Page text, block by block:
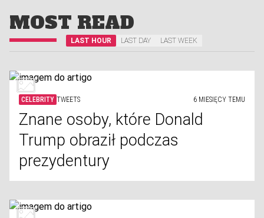
MOST READ
LAST HOUR LAST DAY LAST WEEK
CELEBRITY TWEETS 6 MIESIĘCY TEMU
Znane osoby, które Donald
Trump obraził podczas
prezydentury